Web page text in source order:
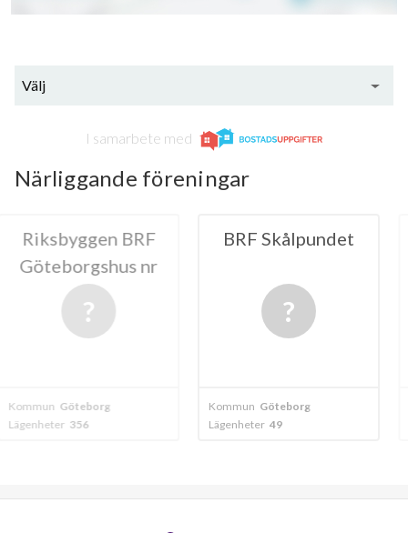
Välj
I samarbete med
Närliggande föreningar
BRF
nr
BRF Skålpundet
Göteborg
HSB